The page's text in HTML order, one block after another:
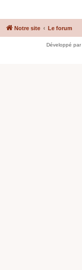
Notre site Le forum
Développé par